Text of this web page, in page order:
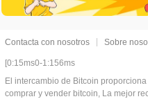
Contacta con nosotros Sobre
[0:15ms0-1:156ms
El intercambio de Bitcoin
comprar y vender bitcoin, La mejor